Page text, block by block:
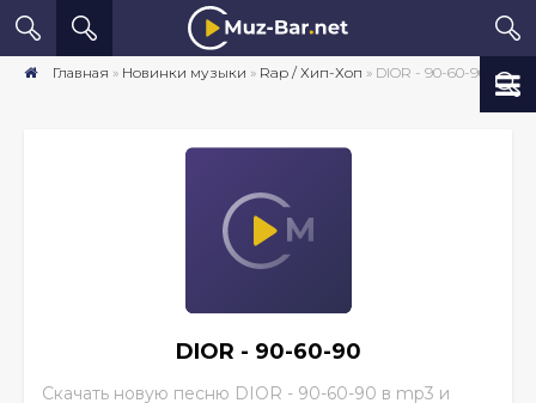
Главная » Новинки музыки » Rap / Хип-Хоп » DIOR - 90-60-90 скачать песню бесплатно mp3 в хорошем качестве
DIOR - 90-60-90
Скачать новую песню DIOR - 90-60-90 в mp3 и